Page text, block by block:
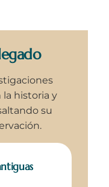
la historia y
su